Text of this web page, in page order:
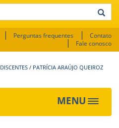
Perguntas frequentes
Contato
Fale conosco
DISCENTES / PATRÍCIA ARAÚJO QUEIROZ
MENU
Toggle